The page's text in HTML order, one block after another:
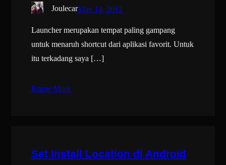
JoulecarMay 14, 2012
Launcher merupakan tempat paling gampang
untuk menaruh shortcut dari aplikasi favorit. Untuk
itu terkadang saya […]
Know More
Set Install Location di Android